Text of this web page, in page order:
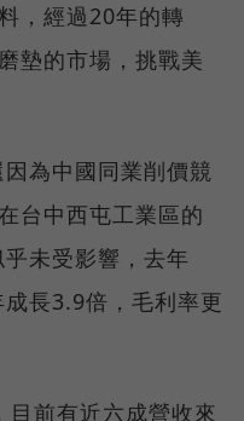
，經過20年的轉
墊的市場，挑戰美
為中國同業削價競
台中西屯工業區的
未受影響，去年
長3.9倍，毛利率更
前有近六成營收來